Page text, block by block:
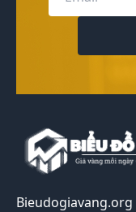
Bieudogiavang.org